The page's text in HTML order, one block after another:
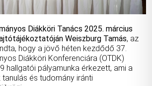
Diákköri Tanács 2025. március
Weiszburg Tamás, az
hogy a jövő héten kezdődő 37.
Diákköri Konferenciára (OTDK)
hallgatói pályamunka érkezett, ami a
és tudomány iránti